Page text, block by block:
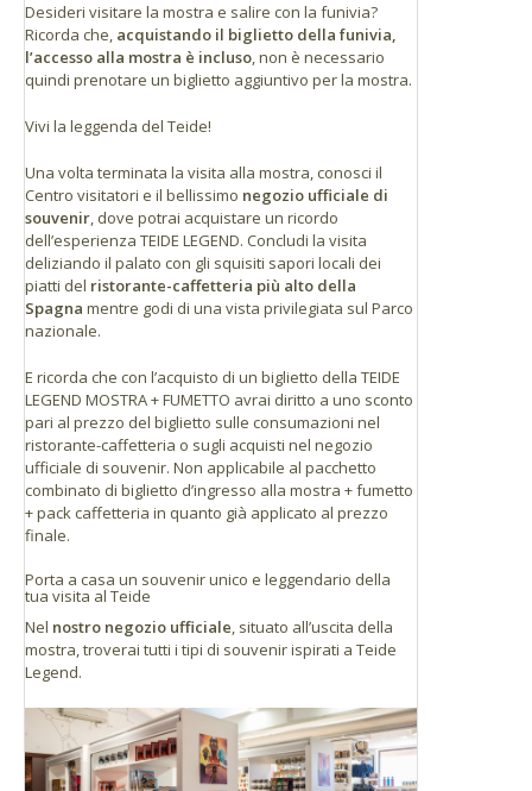
Desideri visitare la mostra e salire con la funivia?
Ricorda che, acquistando il biglietto della funivia,
l’accesso alla mostra è incluso, non è necessario
quindi prenotare un biglietto aggiuntivo per la mostra.
Vivi la leggenda del Teide!
Una volta terminata la visita alla mostra, conosci il
Centro visitatori e il bellissimo negozio ufficiale di
souvenir, dove potrai acquistare un ricordo
dell’esperienza TEIDE LEGEND. Concludi la visita
deliziando il palato con gli squisiti sapori locali dei
piatti del ristorante-caffetteria più alto della
Spagna mentre godi di una vista privilegiata sul Parco
nazionale.
E ricorda che con l’acquisto di un biglietto della TEIDE
LEGEND MOSTRA + FUMETTO avrai diritto a uno sconto
pari al prezzo del biglietto sulle consumazioni nel
ristorante-caffetteria o sugli acquisti nel negozio
ufficiale di souvenir. Non applicabile al pacchetto
combinato di biglietto d’ingresso alla mostra + fumetto
+ pack caffetteria in quanto già applicato al prezzo
finale.
Porta a casa un souvenir unico e leggendario della
tua visita al Teide
Nel nostro negozio ufficiale, situato all’uscita della
mostra, troverai tutti i tipi di souvenir ispirati a Teide
Legend.